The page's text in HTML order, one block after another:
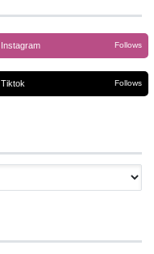
Instagram Follows
Tiktok Follows